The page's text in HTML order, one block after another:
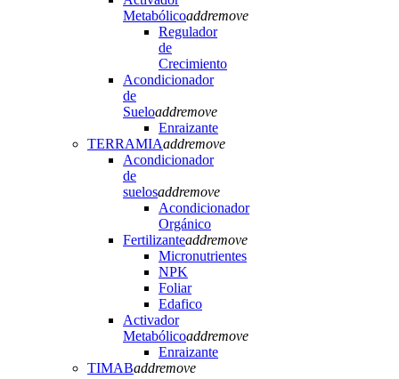
Metabólicoaddremove
Regulador
de
Crecimiento
Acondicionador
de
Sueloaddremove
Enraizante
TERRAMIAaddremove
Acondicionador
de
suelosaddremove
Acondicionador
Orgánico
Fertilizanteaddremove
Micronutrientes
NPK
Foliar
Edafico
Activador
Metabólicoaddremove
Enraizante
TIMABaddremove